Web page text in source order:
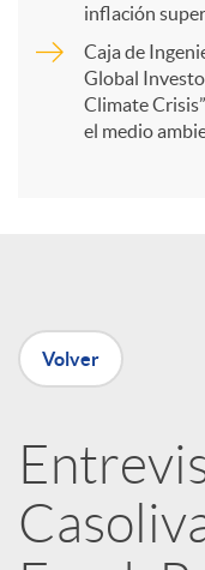
n
R
e
inflación
Caja de
Global
Climate
el medio
Volver